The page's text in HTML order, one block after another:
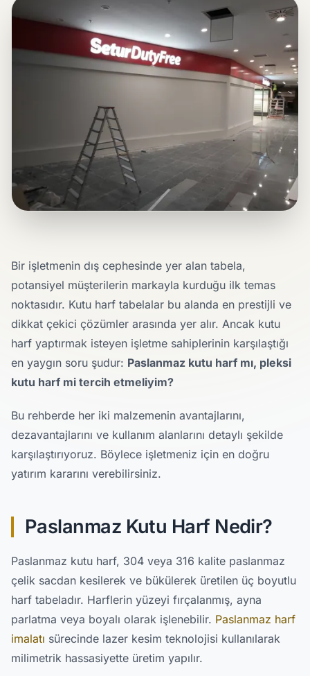
Bir işletmenin dış cephesinde yer alan tabela,
potansiyel müşterilerin markayla kurduğu ilk temas
noktasıdır. Kutu harf tabelalar bu alanda en prestijli ve
dikkat çekici çözümler arasında yer alır. Ancak kutu
harf yaptırmak isteyen işletme sahiplerinin karşılaştığı
en yaygın soru şudur: Paslanmaz kutu harf mı, pleksi
kutu harf mi tercih etmeliyim?
Bu rehberde her iki malzemenin avantajlarını,
dezavantajlarını ve kullanım alanlarını detaylı şekilde
karşılaştırıyoruz. Böylece işletmeniz için en doğru
yatırım kararını verebilirsiniz.
Paslanmaz Kutu Harf Nedir?
Paslanmaz kutu harf, 304 veya 316 kalite paslanmaz
çelik sacdan kesilerek ve bükülerek üretilen üç boyutlu
harf tabeladır. Harflerin yüzeyi fırçalanmış, ayna
parlatma veya boyalı olarak işlenebilir. Paslanmaz harf
imalatı sürecinde lazer kesim teknolojisi kullanılarak
milimetrik hassasiyette üretim yapılır.